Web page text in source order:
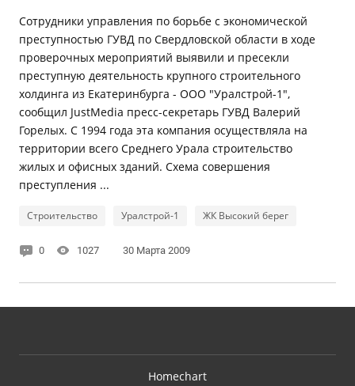
Сотрудники управления по борьбе с экономической
преступностью ГУВД по Свердловской области в ходе
проверочных мероприятий выявили и пресекли
преступную деятельность крупного строительного
холдинга из Екатеринбурга - ООО "Уралстрой-1",
сообщил JustMedia пресс-секретарь ГУВД Валерий
Горелых. С 1994 года эта компания осуществляла на
территории всего Среднего Урала строительство
жилых и офисных зданий. Схема совершения
преступления ...
Строительство Уралстрой-1 ЖК Высокий берег
0 1027 30 Марта 2009
Homechart